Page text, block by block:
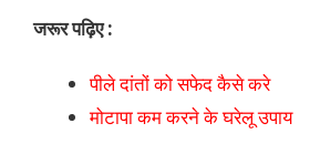
जरूर पढ़िए :
पीले दांतों को सफेद कैसे करे
मोटापा कम करने के घरेलू उपाय